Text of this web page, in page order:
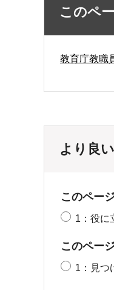
このペ
教育庁教職
より良
このペー
1：役に
このペー
1：見つ